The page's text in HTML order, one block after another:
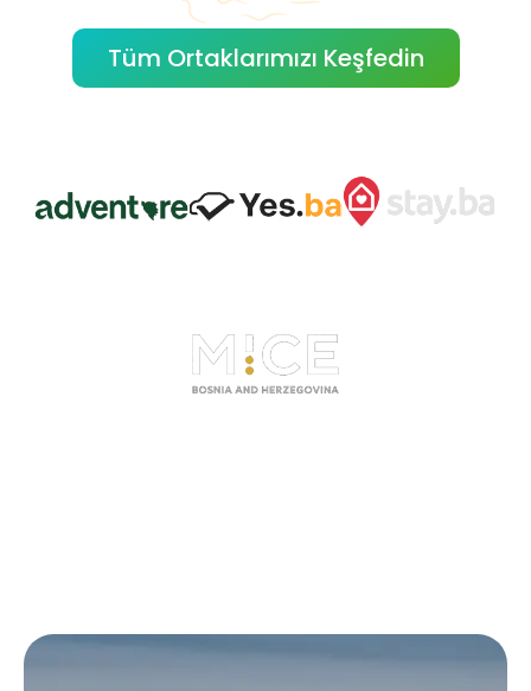
Tüm Ortaklarımızı Keşfedin